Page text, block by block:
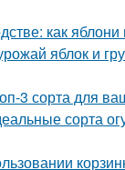
как
яблок и
3 сорта для
сорта